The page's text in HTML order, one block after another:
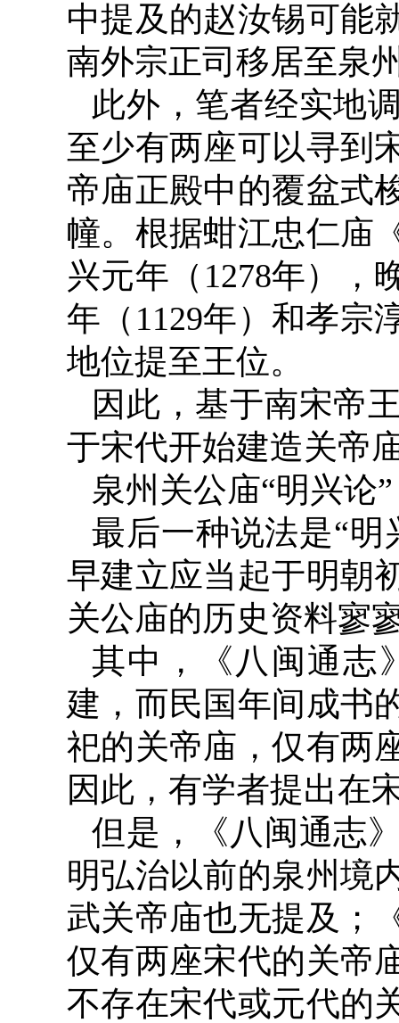
中提及的赵汝锡可能
南外宗正司移居至泉
此外，笔者经实地
至少有两座可以寻到
帝庙正殿中的覆盆式
幢。根据蚶江忠仁庙
兴元年（1278年），
年（1129年）和孝宗
地位提至王位。
因此，基于南宋帝
于宋代开始建造关帝
泉州关公庙“明兴论”
最后一种说法是“
早建立应当起于明朝
关公庙的历史资料寥
其中，《八闽通志
建，而民国年间成书
祀的关帝庙，仅有两
因此，有学者提出在
但是，《八闽通志
明弘治以前的泉州境
武关帝庙也无提及；
仅有两座宋代的关帝
不存在宋代或元代的